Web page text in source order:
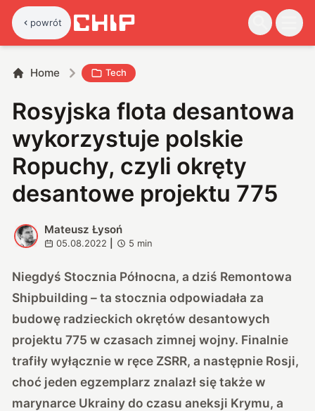
powrót
Home Tech
Rosyjska flota desantowa
wykorzystuje polskie
Ropuchy, czyli okręty
desantowe projektu 775
M
Mateusz Łysoń
05.08.2022 5 min
Niegdyś Stocznia Północna, a dziś Remontowa
Shipbuilding – ta stocznia odpowiadała za
budowę radzieckich okrętów desantowych
projektu 775 w czasach zimnej wojny. Finalnie
trafiły wyłącznie w ręce ZSRR, a następnie Rosji,
choć jeden egzemplarz znalazł się także w
marynarce Ukrainy do czasu aneksji Krymu, a